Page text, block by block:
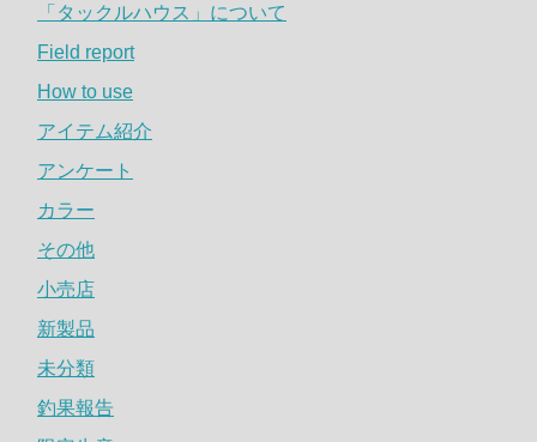
「タックルハウス」について
Field report
How to use
アイテム紹介
アンケート
カラー
その他
小売店
新製品
未分類
釣果報告